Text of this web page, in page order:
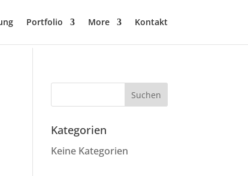
Portfolio More Kontakt
Kategorien
Keine Kategorien